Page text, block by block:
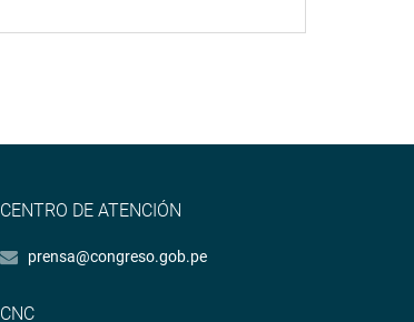
CENTRO DE ATENCIÓN
prensa@congreso.gob.pe
CNC